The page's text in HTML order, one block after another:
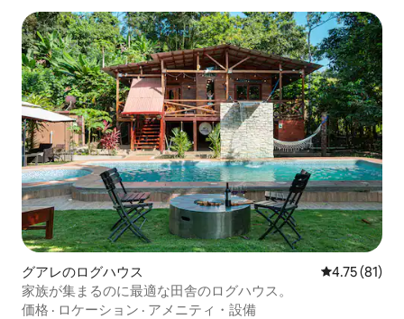
グアレのログハウス レビュー81
4.75 (81)
家族が集まるのに最適な田舎のログハウス。
価格 · ロケーション · アメニティ・設備